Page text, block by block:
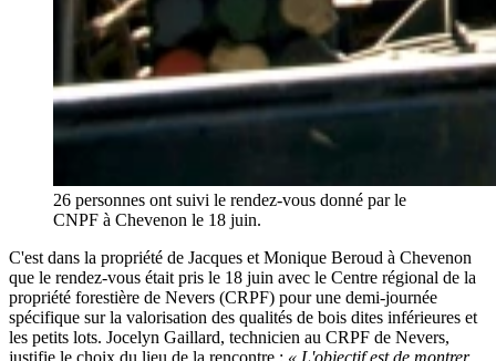
26 personnes ont suivi le rendez-vous donné par le
CNPF à Chevenon le 18 juin.
C'est dans la propriété de Jacques et Monique Beroud à Chevenon
que le rendez-vous était pris le 18 juin avec le Centre régional de la
propriété forestière de Nevers (CRPF) pour une demi-journée
spécifique sur la valorisation des qualités de bois dites inférieures et
les petits lots. Jocelyn Gaillard, technicien au CRPF de Nevers,
justifie le choix du lieu de la rencontre : « L'objectif est de montrer